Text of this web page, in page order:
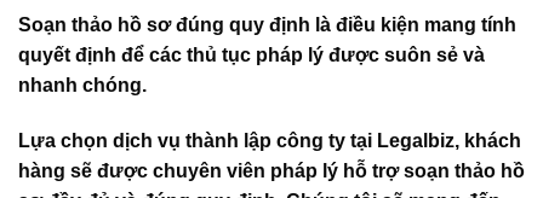
Soạn thảo hồ sơ đúng quy định là điều kiện mang tính
quyết định để các thủ tục pháp lý được suôn sẻ và
nhanh chóng.
Lựa chọn dịch vụ thành lập công ty tại Legalbiz, khách
hàng sẽ được chuyên viên pháp lý hỗ trợ soạn thảo hồ